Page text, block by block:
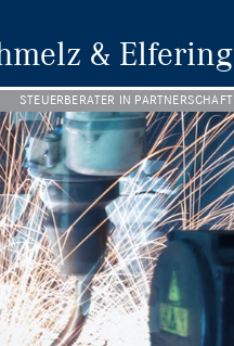
& Elfering
STEUERBERATER IN PARTNERSCHAFT